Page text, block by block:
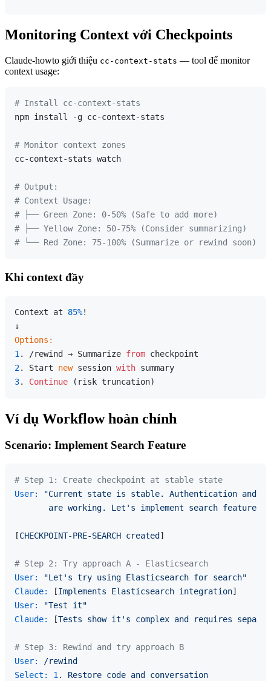
Monitoring Context với Checkpoints
Claude-howto giới thiệu cc-context-stats — tool để monitor
context usage:
# Install cc-context-stats
npm install -g cc-context-stats
# Monitor context zones
cc-context-stats watch
# Output:
# Context Usage:
# ├── Green Zone: 0-50% (Safe to add more)
# ├── Yellow Zone: 50-75% (Consider summarizing)
# └── Red Zone: 75-100% (Summarize or rewind soon)
Khi context đầy
Context at 85%!
Options:
1 . /rewind → Summarize from
2. Start new session with
3. Continue
Ví dụ Workflow hoàn chỉnh
Scenario: Implement Search Feature
# Step 1: Create checkpoint at stable state
User:
"Current state is stable. Authentication and
       are working. Let's implement search feature."
[CHECKPOINT-PRE-SEARCH created ]
# Step 2: Try approach A - Elasticsearch
User:
"Let's try using Elasticsearch for search"
Claude:
[Implements Elasticsearch integration
User:
"Test it"
Claude:
[Tests show it's complex and requires
# Step 3: Rewind and try approach B
User:
/rewind
Select:
1 . Restore code and conversation